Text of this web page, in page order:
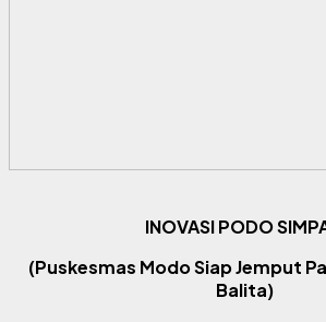
INOVASI PODO
(Puskesmas Modo Siap Jemput
Balita)